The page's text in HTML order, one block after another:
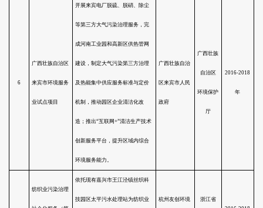
试点项目
运作模式、绩效评估、融资模
式、项目监管中遇到的问题。
农村环保基础设
PPP试点项目
建立常州市新北区农村环保基础
设施建设、维修与运营PPP模式，
旨在开放农村环保设施建设运营
市场，提高投资运行效率，明确
政府管理职能，完善环保项目监